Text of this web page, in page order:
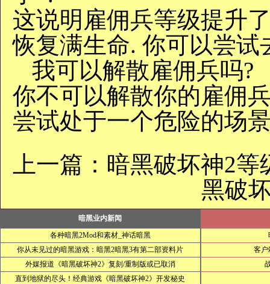
这说明雇佣兵等级提升
恢复满生命. 你可以尝
我可以解散雇佣兵吗?
你不可以解散你的雇佣
尝试处于一个危险的场
上一篇： 暗黑破坏神2等
黑破
暗黑业内新闻
各种暗黑2Mod和素材_神话暗黑
你从未见过的暗黑游戏：暗黑2暗黑3有第二部资料片
外媒报道《暗黑破坏神2》复刻/重制版或已取消
直到地狱的尽头！经典游戏《暗黑破坏神2》开发秘史
客户